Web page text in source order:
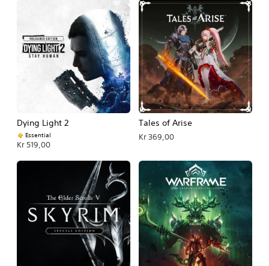
Dying Light 2
Essential
Kr 519,00
Tales of Arise
Kr 369,00